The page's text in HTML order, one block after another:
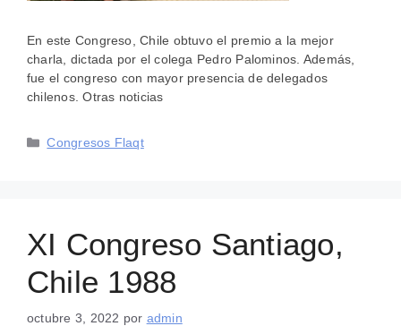
En este Congreso, Chile obtuvo el premio a la mejor
charla, dictada por el colega Pedro Palominos. Además,
fue el congreso con mayor presencia de delegados
chilenos. Otras noticias
Categorías
Congresos Flaqt
XI Congreso Santiago,
Chile 1988
octubre 3, 2022 por admin